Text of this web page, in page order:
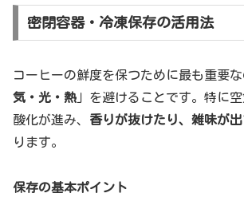
密閉容器・冷凍保存の活用法
コーヒーの鮮度を保つために最も重要
気・光・熱 」を避けることです。特に
酸化が進み、 香りが抜けたり、雑味が
ります。
保存の基本ポイント